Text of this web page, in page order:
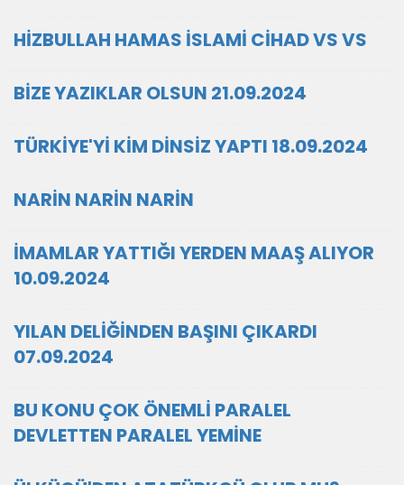
HİZBULLAH HAMAS İSLAMİ CİHAD VS VS
BİZE YAZIKLAR OLSUN 21.09.2024
TÜRKİYE'Yİ KİM DİNSİZ YAPTI 18.09.2024
NARİN NARİN NARİN
İMAMLAR YATTIĞI YERDEN MAAŞ ALIYOR
10.09.2024
YILAN DELİĞİNDEN BAŞINI ÇIKARDI
07.09.2024
BU KONU ÇOK ÖNEMLİ PARALEL
DEVLETTEN PARALEL YEMİNE